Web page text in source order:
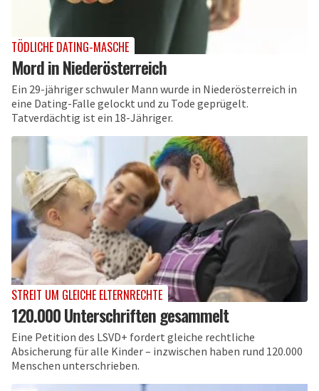
TÖDLICHE DATING-MASCHE
Mord in Niederösterreich
Ein 29-jähriger schwuler Mann wurde in Niederösterreich in
eine Dating-Falle gelockt und zu Tode geprügelt.
Tatverdächtig ist ein 18-Jähriger.
STREIT UM GLEICHE ELTERNRECHTE
120.000 Unterschriften gesammelt
Eine Petition des LSVD+ fordert gleiche rechtliche
Absicherung für alle Kinder – inzwischen haben rund 120.000
Menschen unterschrieben.